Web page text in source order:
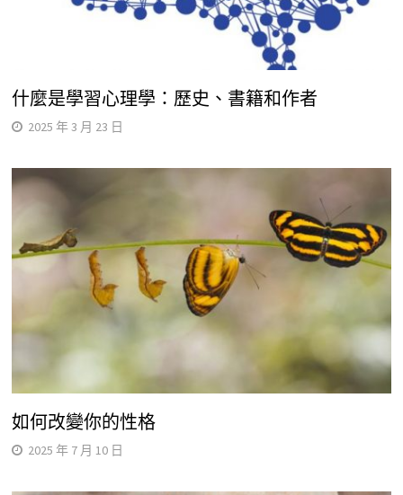
什麼是學習心理學：歷史、書籍和作者
2025 年 3 月 23 日
如何改變你的性格
2025 年 7 月 10 日